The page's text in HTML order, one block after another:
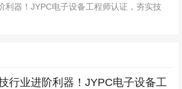
利器！JYPC电子设备工程师认证，夯实技
行业进阶利器！JYPC电子设备工